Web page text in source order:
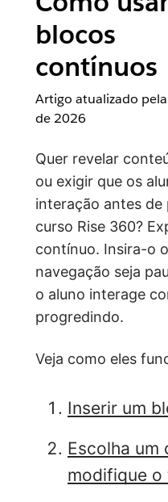
blocos
contínuos
Artigo atualizado
de 2026
Quer revelar
ou exigir que os
interação antes de
curso Rise 360?
contínuo. Insira-o
navegação seja
o aluno interage
progredindo.
Veja como eles
Inserir um
Escolha
modifique